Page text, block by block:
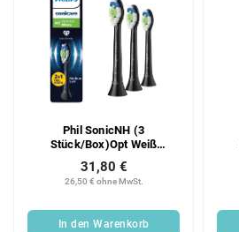
Phil SonicNH (3
Stück/Box)Opt Weiß
HX6063/88
26,50 € ohne MwSt.
31,80 €
In den Warenkorb